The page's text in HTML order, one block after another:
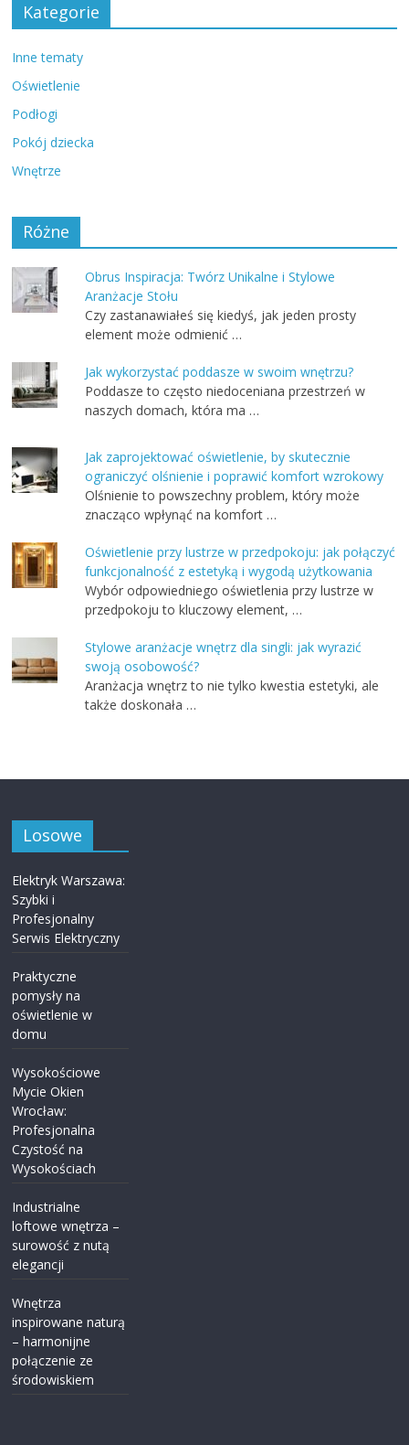
Kategorie
Inne tematy
Oświetlenie
Podłogi
Pokój dziecka
Wnętrze
Różne
Obrus Inspiracja: Twórz Unikalne i Stylowe
Aranżacje Stołu
Czy zastanawiałeś się kiedyś, jak jeden prosty
element może odmienić …
Jak wykorzystać poddasze w swoim wnętrzu?
Poddasze to często niedoceniana przestrzeń w
naszych domach, która ma …
Jak zaprojektować oświetlenie, by skutecznie
ograniczyć olśnienie i poprawić komfort wzrokowy
Olśnienie to powszechny problem, który może
znacząco wpłynąć na komfort …
Oświetlenie przy lustrze w przedpokoju: jak połączyć
funkcjonalność z estetyką i wygodą użytkowania
Wybór odpowiedniego oświetlenia przy lustrze w
przedpokoju to kluczowy element, …
Stylowe aranżacje wnętrz dla singli: jak wyrazić
swoją osobowość?
Aranżacja wnętrz to nie tylko kwestia estetyki, ale
także doskonała …
Losowe
Elektryk Warszawa:
Szybki i
Profesjonalny
Serwis Elektryczny
Praktyczne
pomysły na
oświetlenie w
domu
Wysokościowe
Mycie Okien
Wrocław:
Profesjonalna
Czystość na
Wysokościach
Industrialne
loftowe wnętrza –
surowość z nutą
elegancji
Wnętrza
inspirowane naturą
– harmonijne
połączenie ze
środowiskiem